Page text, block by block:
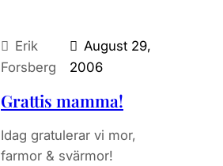
Erik
Forsberg
August 29,
2006
Grattis mamma!
Idag gratulerar vi mor,
farmor & svärmor!